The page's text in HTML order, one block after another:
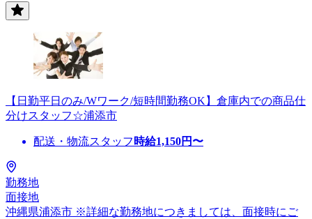
【日勤平日のみ/Wワーク/短時間勤務OK】倉庫内での商品仕
分けスタッフ☆浦添市
配送・物流スタッフ 時給1,150円〜
勤務地
面接地
沖縄県浦添市 ※詳細な勤務地につきましては、面接時にご